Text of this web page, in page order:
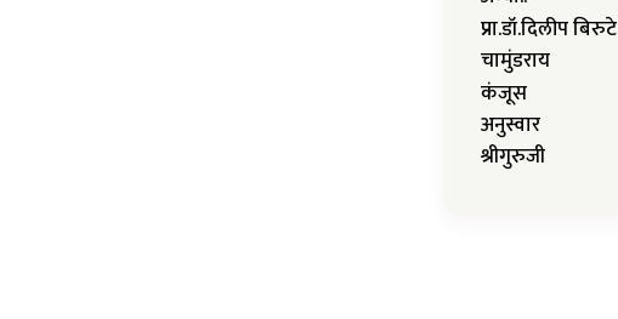
प्रा.डॉ.दिलीप बिरुटे
चामुंडराय
कंजूस
अनुस्वार
श्रीगुरुजी